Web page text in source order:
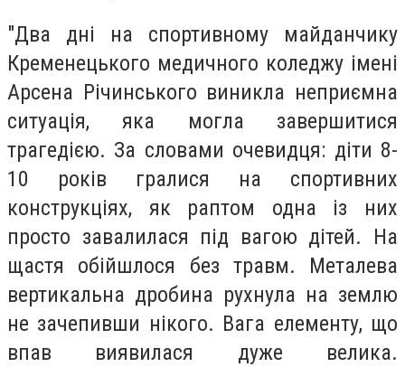
"Два дні на спортивному майданчику
Кременецького медичного коледжу імені
Арсена Річинського виникла неприємна
ситуація, яка могла завершитися
трагедією. За словами очевидця: діти 8-
10 років гралися на спортивних
конструкціях, як раптом одна із них
просто завалилася під вагою дітей. На
щастя обійшлося без травм. Металева
вертикальна дробина рухнула на землю
не зачепивши нікого. Вага елементу, що
впав виявилася дуже велика.